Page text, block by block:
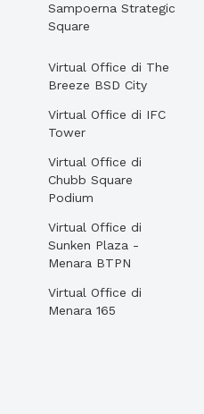
Sampoerna Strategic
Square
Virtual Office di The
Breeze BSD City
Virtual Office di IFC
Tower
Virtual Office di
Chubb Square
Podium
Virtual Office di
Sunken Plaza -
Menara BTPN
Virtual Office di
Menara 165